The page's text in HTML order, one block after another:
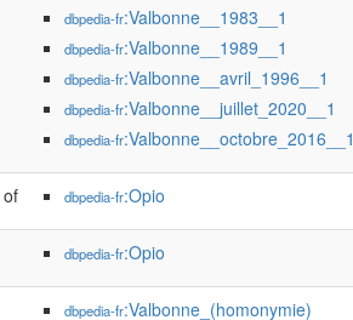
dbpedia-fr:Valbonne__1983__1
dbpedia-fr:Valbonne__1989__1
dbpedia-fr:Valbonne__avril_1996__1
dbpedia-fr:Valbonne__juillet_2020__1
dbpedia-fr
of dbpedia-fr:Opio
dbpedia-fr:Opio
dbpedia-fr:Valbonne_(homonymie)